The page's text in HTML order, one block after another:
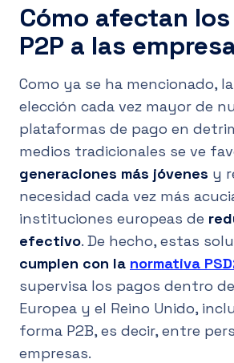
Cómo afectan
P2P a las
Como ya se ha mencionado,
elección cada vez mayor de
plataformas de pago en
medios tradicionales se ve
generaciones más jóvenes y
necesidad cada vez más
instituciones europeas de
efectivo. De hecho, estas
cumplen con la normativa
supervisa los pagos dentro
Europea y el Reino Unido,
forma P2B, es decir, entre
empresas.